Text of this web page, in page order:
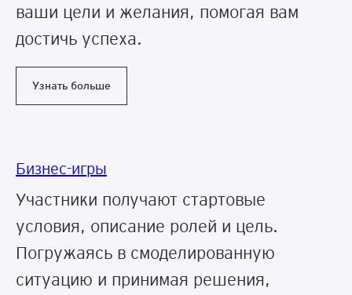
ваши цели и желания, помогая вам
достичь успеха.
Узнать больше
Бизнес-игры
Участники получают стартовые
условия, описание ролей и цель.
Погружаясь в смоделированную
ситуацию и принимая решения,